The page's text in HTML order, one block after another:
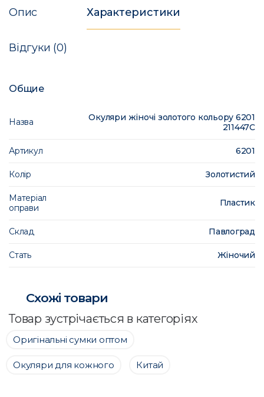
Опис Характеристики
Відгуки (0)
Общие
Назва
Окуляри жіночі золотого кольору 6201
211447C
Артикул 6201
Колір Золотистий
Матеріал
оправи
Пластик
Склад Павлоград
Стать Жіночий
Схожі товари
Товар зустрічається в категоріях
Оригінальні сумки оптом
Окуляри для кожного Китай